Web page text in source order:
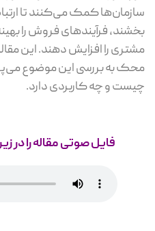
سازمان‌ها کمک می‌کنند تا
بخشند، فرآیندهای فروش را
مشتری را افزایش دهند. این
چیست و چه کاربردی دارد.
فایل صوتی مقاله را در